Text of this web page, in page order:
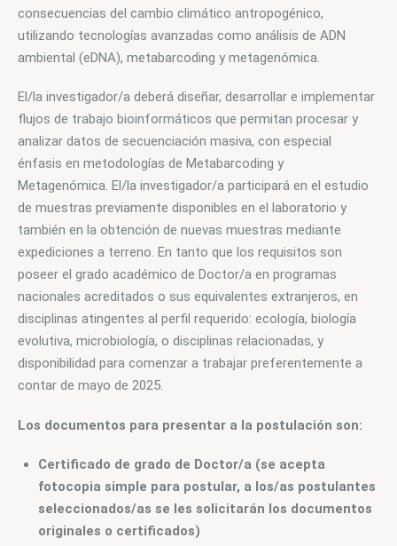
consecuencias del cambio climático antropogénico,
utilizando tecnologías avanzadas como análisis de ADN
ambiental (eDNA), metabarcoding y metagenómica.
El/la investigador/a deberá diseñar, desarrollar e implementar
flujos de trabajo bioinformáticos que permitan procesar y
analizar datos de secuenciación masiva, con especial
énfasis en metodologías de Metabarcoding y
Metagenómica. El/la investigador/a participará en el estudio
de muestras previamente disponibles en el laboratorio y
también en la obtención de nuevas muestras mediante
expediciones a terreno. En tanto que los requisitos son
poseer el grado académico de Doctor/a en programas
nacionales acreditados o sus equivalentes extranjeros, en
disciplinas atingentes al perfil requerido: ecología, biología
evolutiva, microbiología, o disciplinas relacionadas, y
disponibilidad para comenzar a trabajar preferentemente a
contar de mayo de 2025.
Los documentos para presentar a la postulación son:
Certificado de grado de Doctor/a (se acepta
fotocopia simple para postular, a los/as postulantes
seleccionados/as se les solicitarán los documentos
originales o certificados)